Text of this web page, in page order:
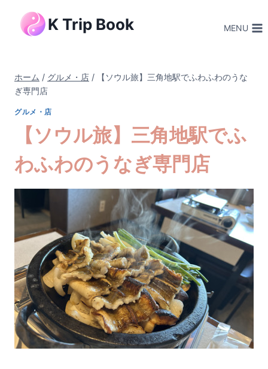
K Trip Book MENU
ホーム / グルメ・店 /
【ソウル旅】三角地駅でふわふわのうな
ぎ専門店
グルメ・店
【ソウル旅】三角地駅でふ
わふわのうなぎ専門店